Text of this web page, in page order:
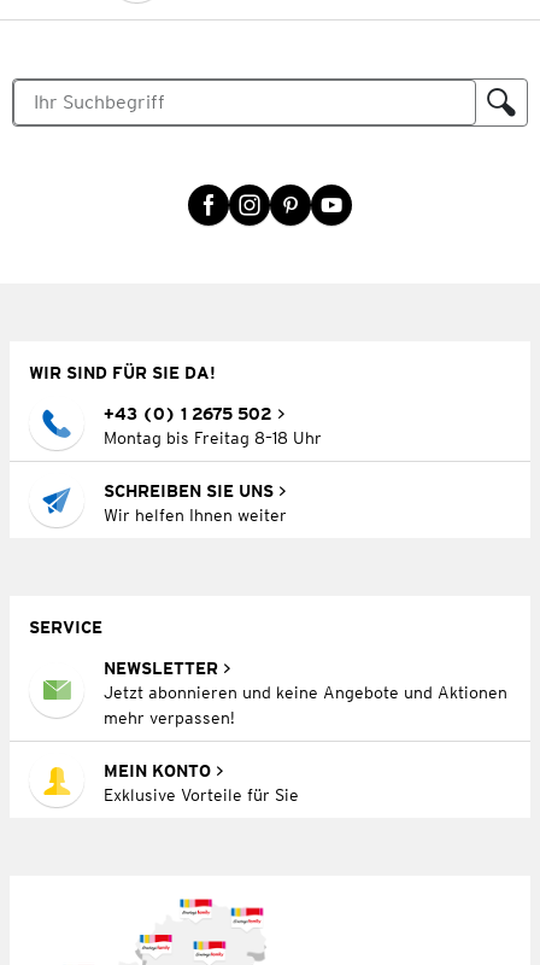
WIR SIND FÜR SIE DA!
+43 (0) 1 2675 502
Montag bis Freitag 8–18 Uhr
SCHREIBEN SIE UNS
Wir helfen Ihnen weiter
SERVICE
NEWSLETTER
Jetzt abonnieren und keine Angebote und Aktionen
mehr verpassen!
MEIN KONTO
Exklusive Vorteile für Sie